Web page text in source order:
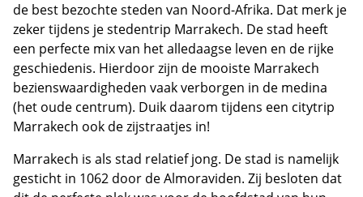
de best bezochte steden van Noord-Afrika. Dat merk je
zeker tijdens je stedentrip Marrakech. De stad heeft
een perfecte mix van het alledaagse leven en de rijke
geschiedenis. Hierdoor zijn de mooiste Marrakech
bezienswaardigheden vaak verborgen in de medina
(het oude centrum). Duik daarom tijdens een citytrip
Marrakech ook de zijstraatjes in!
Marrakech is als stad relatief jong. De stad is namelijk
gesticht in 1062 door de Almoraviden. Zij besloten dat